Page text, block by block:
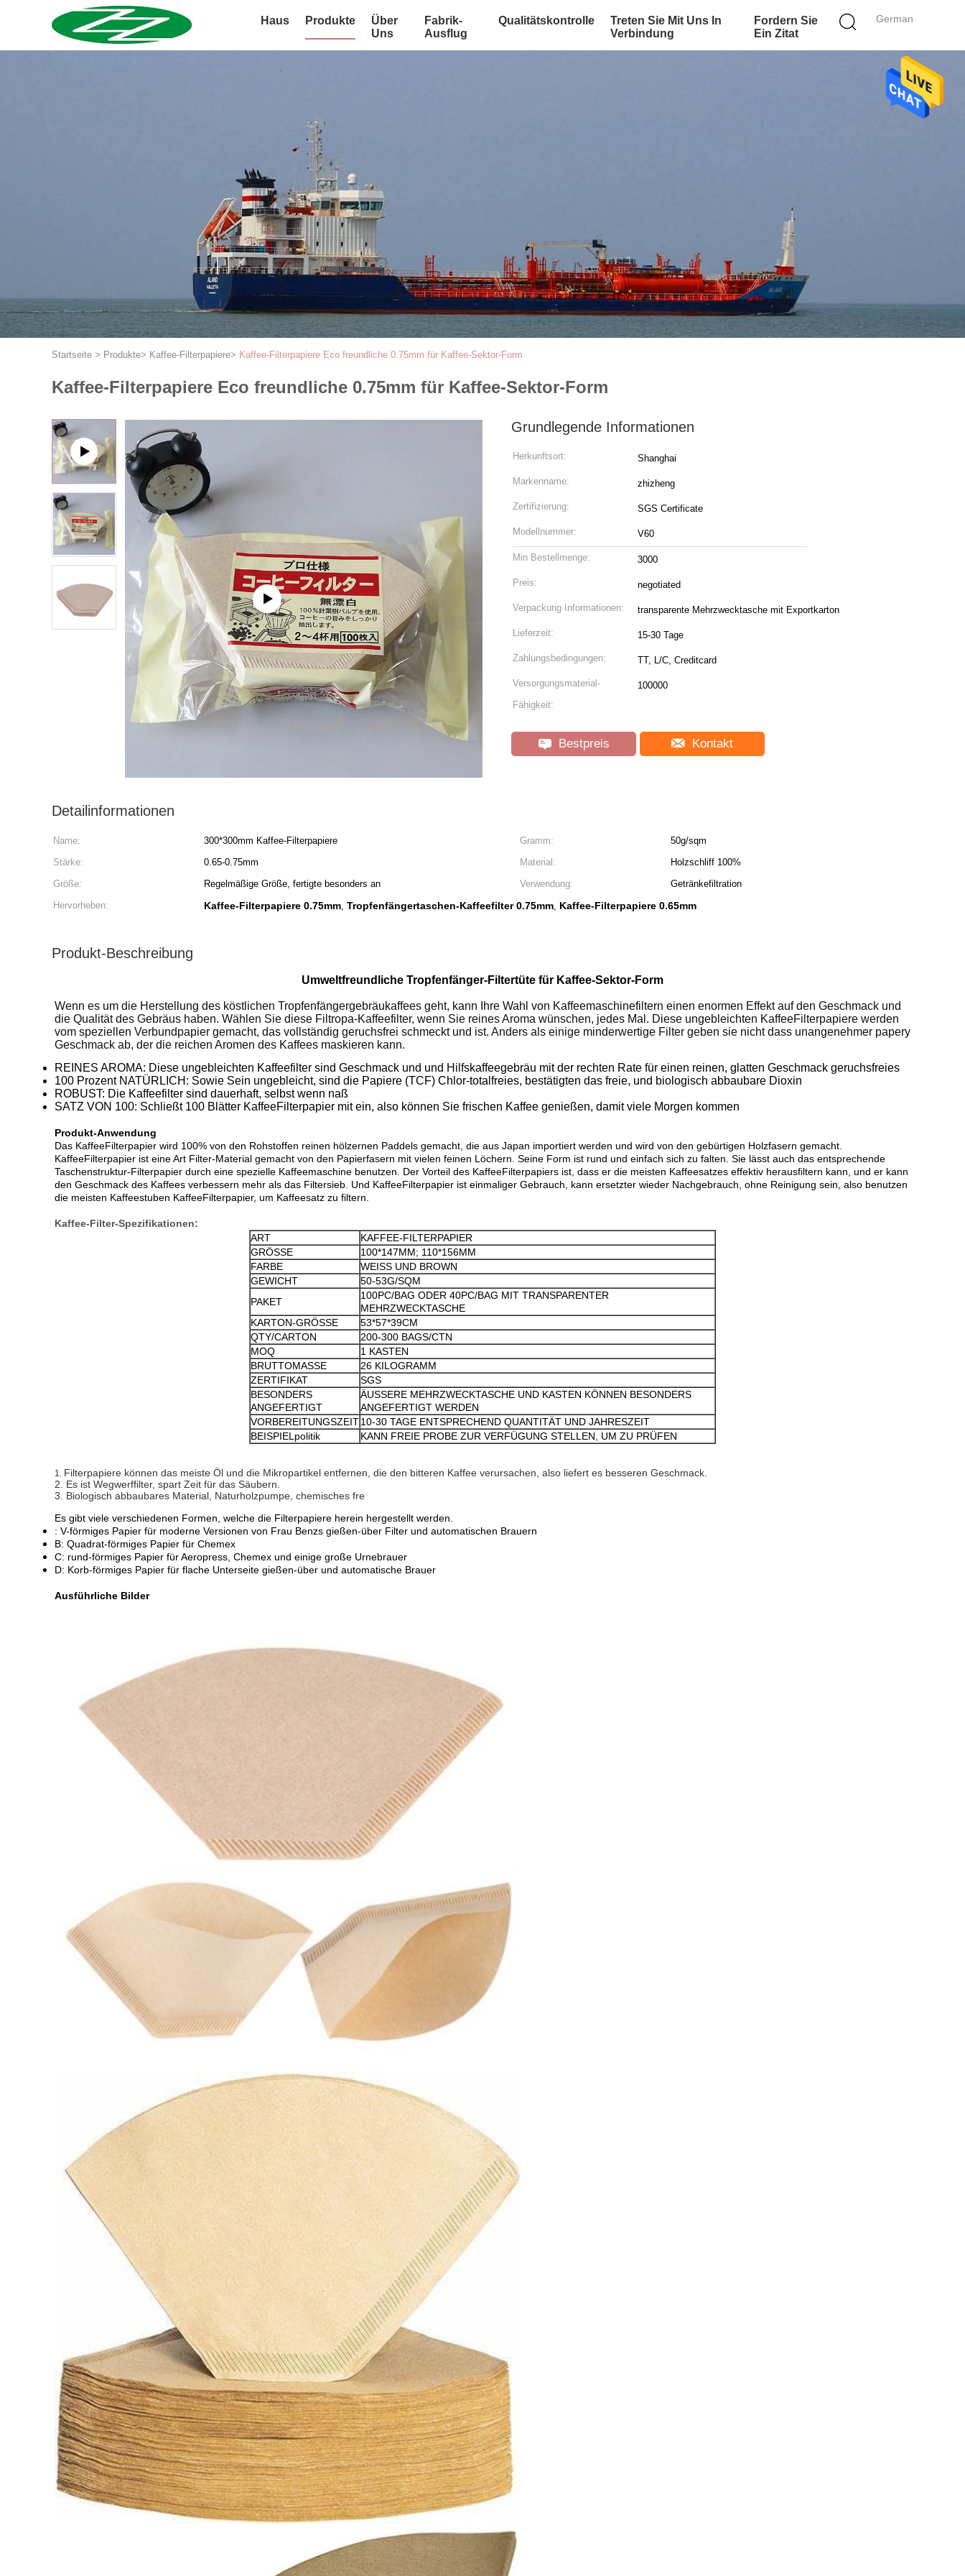
German
Haus Produkte
Über
Uns
Fabrik-
Ausflug
Qualitätskontrolle
Treten Sie Mit Uns In
Verbindung
Fordern Sie
Ein Zitat
Startseite > Produkte> Kaffee-Filterpapiere> Kaffee-Filterpapiere Eco freundliche 0.75mm für Kaffee-Sektor-Form
Kaffee-Filterpapiere Eco freundliche 0.75mm für Kaffee-Sektor-Form
Grundlegende Informationen
Herkunftsort: Shanghai
Markenname: zhizheng
Zertifizierung: SGS Certificate
Modellnummer: V60
Min Bestellmenge: 3000
Preis: negotiated
Verpackung Informationen: transparente Mehrzwecktasche mit Exportkarton
Lieferzeit: 15-30 Tage
Zahlungsbedingungen: TT, L/C, Creditcard
Versorgungsmaterial-
Fähigkeit:
100000
Bestpreis Kontakt
Detailinformationen
Name: 300*300mm Kaffee-Filterpapiere Gramm:
50g/sqm
Stärke:
0.65-0.75mm Material:
Holzschliff 100%
Größe:
Regelmäßige Größe, fertigte besonders an Verwendung:
Getränkefiltration
Hervorheben:
Kaffee-Filterpapiere 0.75mm, Tropfenfängertaschen-Kaffeefilter 0.75mm, Kaffee-Filterpapiere 0.65mm
Produkt-Beschreibung
Umweltfreundliche Tropfenfänger-Filtertüte für Kaffee-Sektor-Form
Wenn es um die Herstellung des köstlichen Tropfenfängergebräukaffees geht, kann Ihre Wahl von Kaffeemaschinefiltern einen enormen Effekt auf den Geschmack und
die Qualität des Gebräus haben. Wählen Sie diese Filtropa-Kaffeefilter, wenn Sie reines Aroma wünschen, jedes Mal. Diese ungebleichten KaffeeFilterpapiere werden
vom speziellen Verbundpapier gemacht, das vollständig geruchsfrei schmeckt und ist. Anders als einige minderwertige Filter geben sie nicht dass unangenehmer papery
Geschmack ab, der die reichen Aromen des Kaffees maskieren kann.
REINES AROMA: Diese ungebleichten Kaffeefilter sind Geschmack und und Hilfskaffeegebräu mit der rechten Rate für einen reinen, glatten Geschmack geruchsfreies
100 Prozent NATÜRLICH: Sowie Sein ungebleicht, sind die Papiere (TCF) Chlor-totalfreies, bestätigten das freie, und biologisch abbaubare Dioxin
ROBUST: Die Kaffeefilter sind dauerhaft, selbst wenn naß
SATZ VON 100: Schließt 100 Blätter KaffeeFilterpapier mit ein, also können Sie frischen Kaffee genießen, damit viele Morgen kommen
Produkt-Anwendung
Das KaffeeFilterpapier wird 100% von den Rohstoffen reinen hölzernen Paddels gemacht, die aus Japan importiert werden und wird von den gebürtigen Holzfasern gemacht.
KaffeeFilterpapier ist eine Art Filter-Material gemacht von den Papierfasern mit vielen feinen Löchern. Seine Form ist rund und einfach sich zu falten. Sie lässt auch das entsprechende
Taschenstruktur-Filterpapier durch eine spezielle Kaffeemaschine benutzen. Der Vorteil des KaffeeFilterpapiers ist, dass er die meisten Kaffeesatzes effektiv herausfiltern kann, und er kann
den Geschmack des Kaffees verbessern mehr als das Filtersieb. Und KaffeeFilterpapier ist einmaliger Gebrauch, kann ersetzter wieder Nachgebrauch, ohne Reinigung sein, also benutzen
die meisten Kaffeestuben KaffeeFilterpapier, um Kaffeesatz zu filtern.
Kaffee-Filter-Spezifikationen:
ART
KAFFEE-FILTERPAPIER
GRÖSSE
100*147MM; 110*156MM
FARBE
WEISS UND BROWN
GEWICHT
50-53G/SQM
PAKET
100PC/BAG ODER 40PC/BAG MIT TRANSPARENTER
MEHRZWECKTASCHE
KARTON-GRÖSSE
53*57*39CM
QTY/CARTON
200-300 BAGS/CTN
MOQ
1 KASTEN
BRUTTOMASSE
26 KILOGRAMM
ZERTIFIKAT
SGS
BESONDERS
ANGEFERTIGT
ÄUSSERE MEHRZWECKTASCHE UND KASTEN KÖNNEN BESONDERS
ANGEFERTIGT WERDEN
VORBEREITUNGSZEIT10-30 TAGE ENTSPRECHEND QUANTITÄT UND JAHRESZEIT
BEISPIELpolitik
KANN FREIE PROBE ZUR VERFÜGUNG STELLEN, UM ZU PRÜFEN
1. Filterpapiere können das meiste Öl und die Mikropartikel entfernen, die den bitteren Kaffee verursachen, also liefert es besseren Geschmack.
2. Es ist Wegwerffilter, spart Zeit für das Säubern.
3. Biologisch abbaubares Material, Naturholzpumpe, chemisches fre
Es gibt viele verschiedenen Formen, welche die Filterpapiere herein hergestellt werden.
: V-förmiges Papier für moderne Versionen von Frau Benzs gießen-über Filter und automatischen Brauern
B: Quadrat-förmiges Papier für Chemex
C: rund-förmiges Papier für Aeropress, Chemex und einige große Urnebrauer
D: Korb-förmiges Papier für flache Unterseite gießen-über und automatische Brauer
Ausführliche Bilder